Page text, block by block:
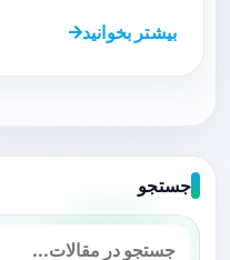
بیشتر بخوانید
جستجو